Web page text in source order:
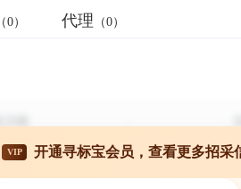
（0） 代理 （0）
VIP 开通寻标宝会员，查看更多招采